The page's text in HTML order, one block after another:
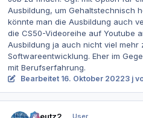
Ausbildung, um Gehaltstechnisch
könnte man die Ausbildung auch
die CS50-Videoreihe auf Youtube
Ausbildung ja auch nicht viel mehr
Softwareentwicklung. Eher im
mit Berufserfahrung.
Bearbeitet 16. Oktober 20223 j
tkreutz2
User